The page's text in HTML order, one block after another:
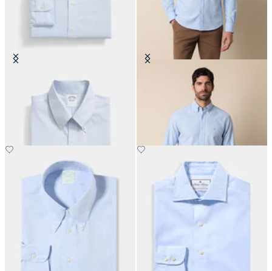
Chemise Slim Fit Non-Iron Oxford
avec col Button Down
Chemise Regular Fit Oxford Non-
Iron avec Col Button Down